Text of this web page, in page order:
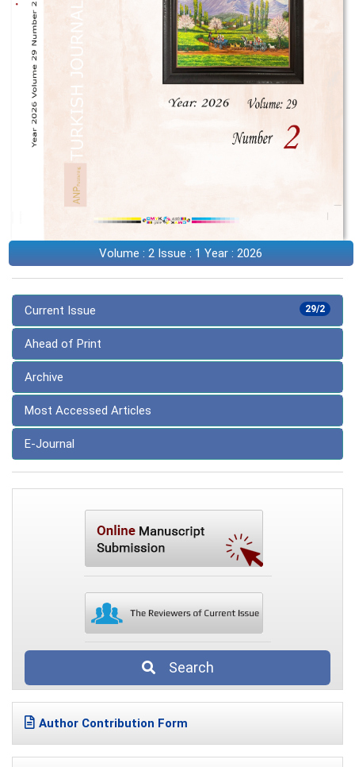
Volume : 2 Issue : 1 Year : 2026
29/2
Current Issue
Ahead of Print
Archive
Most Accessed Articles
E-Journal
Search
Author Contribution Form